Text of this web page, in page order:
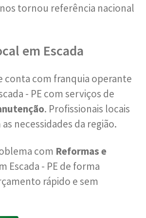
tornou referência nacional
em Escada
conta com franquia operante
- PE com serviços de
. Profissionais locais
necessidades da região.
com Reformas e
Escada - PE de forma
rápido e sem